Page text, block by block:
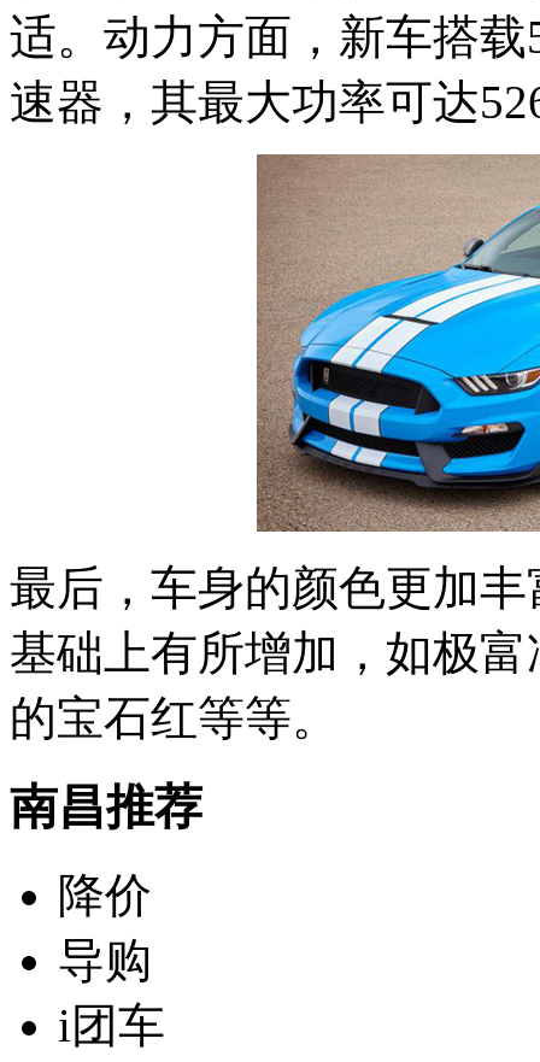
适。动力方面，新车搭
速器，其最大功率可达
最后，车身的颜色更加
基础上有所增加，如极
的宝石红等等。
南昌推荐
降价
导购
i团车